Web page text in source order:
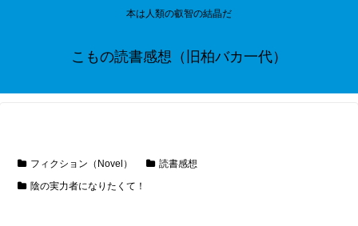
本は人類の叡智の結晶だ
こもの読書感想（旧柏バカ一代）
フィクション（Novel）
読書感想
陰の実力者になりたくて！